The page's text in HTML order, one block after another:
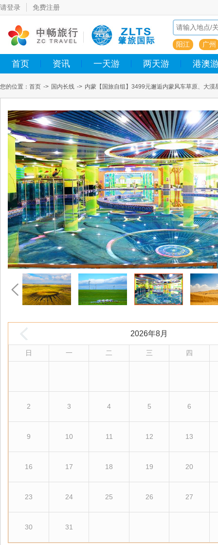
请登录 免费注册
阳江 广州
首页 资讯 一天游 两天游 港澳
您的位置： 首页 -> 国内长线 -> 内蒙【国旅自组】3499元邂逅内蒙风车草原、大
2026年8月
日 一 二 三 四
2 3 4 5 6
9 10 11 12 13
16 17 18 19 20
23 24 25 26 27
30 31